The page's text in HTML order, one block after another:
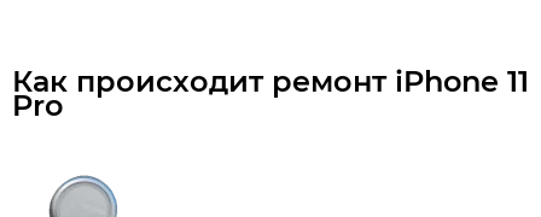
Как происходит ремонт iPhone 11
Pro